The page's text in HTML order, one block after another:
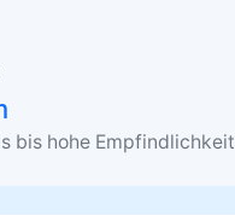
bis hohe Empfindlichkeit